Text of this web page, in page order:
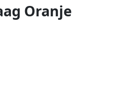
Oranje